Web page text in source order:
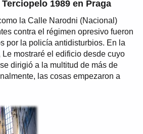
1989 en Praga
la Calle Narodni (Nacional)
contra el régimen opresivo fueron
por la policía antidisturbios. En la
mostraré el edificio desde cuyo
dirigió a la multitud de más de
las cosas empezaron a